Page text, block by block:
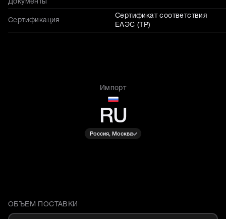
Документы
Сертификация
Сертификат соответствия
ЕАЭС (ТР)
Импорт
RU
Россия, Москва
Доставка и объем поставки
ОБЪЕМ ПОСТАВКИ